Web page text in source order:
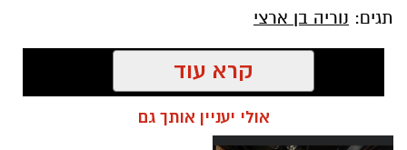
תגים: נוריה בן ארצי
קרא עוד
אולי יעניין אותך גם